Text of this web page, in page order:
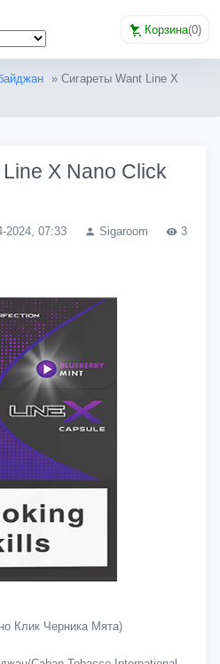
Корзина(0)
» Сигареты Want Line X
X Nano Click
2024, 07:33 Sigaroom
3
Клик Черника Мята)